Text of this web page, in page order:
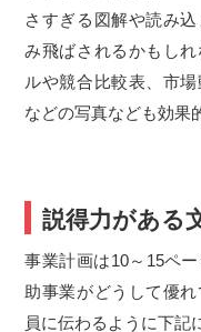
さすぎる図解や読み
み飛ばされるかもし
ルや競合比較表、市
などの写真なども効果
説得力がある
事業計画は10～ 15ペ
助事業がどうして優
員に伝わるように下記